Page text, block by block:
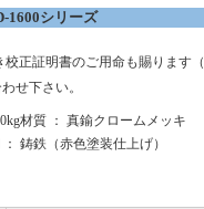
1600シリーズ
校正証明書のご用命も賜ります（
せ下さい。
材質 ： 真鍮クロームメッキ
鋳鉄（赤色塗装仕上げ）